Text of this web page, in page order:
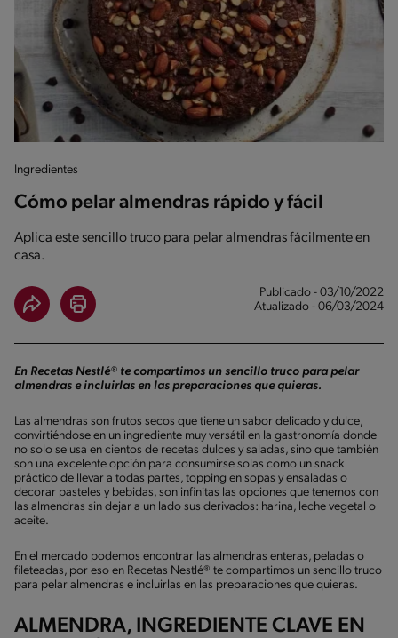
Ingredientes
Cómo pelar almendras rápido y fácil
Aplica este sencillo truco para pelar almendras fácilmente en
casa.
Publicado - 03/10/2022
Atualizado - 06/03/2024
En Recetas Nestlé® te compartimos un sencillo truco para pelar
almendras e incluirlas en las preparaciones que quieras.
Las almendras son frutos secos que tiene un sabor delicado y dulce,
convirtiéndose en un ingrediente muy versátil en la gastronomía donde
no solo se usa en cientos de recetas dulces y saladas, sino que también
son una excelente opción para consumirse solas como un snack
práctico de llevar a todas partes, topping en sopas y ensaladas o
decorar pasteles y bebidas, son infinitas las opciones que tenemos con
las almendras sin dejar a un lado sus derivados: harina, leche vegetal o
aceite.
En el mercado podemos encontrar las almendras enteras, peladas o
fileteadas, por eso en Recetas Nestlé® te compartimos un sencillo truco
para pelar almendras e incluirlas en las preparaciones que quieras.
ALMENDRA, INGREDIENTE CLAVE EN